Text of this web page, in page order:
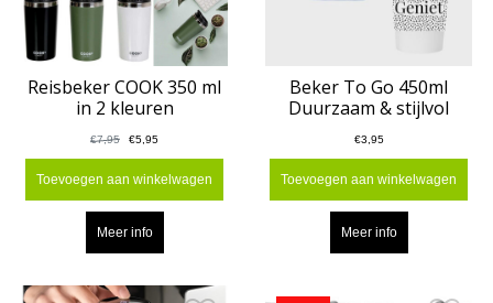
Reisbeker COOK 350 ml
in 2 kleuren
€7,95 €5,95
Toevoegen aan winkelwagen
Meer info
Beker To Go 450ml
Duurzaam & stijlvol
€3,95
Toevoegen aan winkelwagen
Meer info